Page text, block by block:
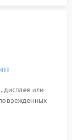
дисплея или
элементов